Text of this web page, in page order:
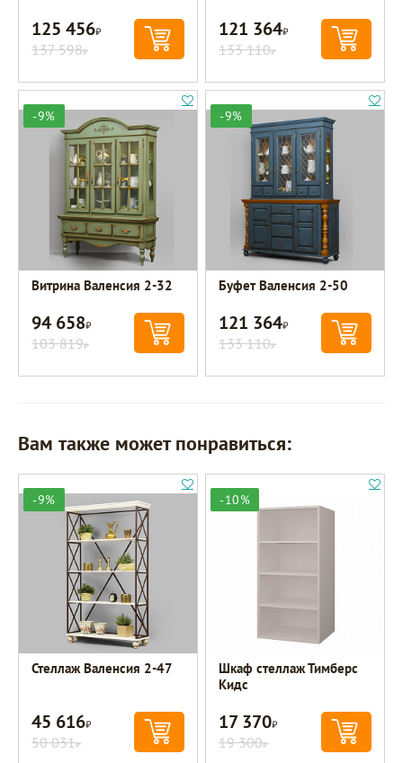
125 456Р
137 598Р
121 364Р
133 110Р
-9%
Витрина Валенсия 2-32
94 658Р
103 819Р
-9%
Буфет Валенсия 2-50
121 364Р
133 110Р
Вам также может понравиться:
-9%
Стеллаж Валенсия 2-47
45 616Р
50 031Р
-10%
Шкаф стеллаж Тимберс
Кидс
17 370Р
19 300Р